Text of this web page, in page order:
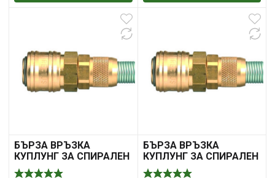
БЪРЗА ВРЪЗКА
КУПЛУНГ ЗА СПИРАЛЕН
МАРКУЧ
БЪРЗА ВРЪЗКА
КУПЛУНГ ЗА СПИРАЛЕН
МАРКУЧ